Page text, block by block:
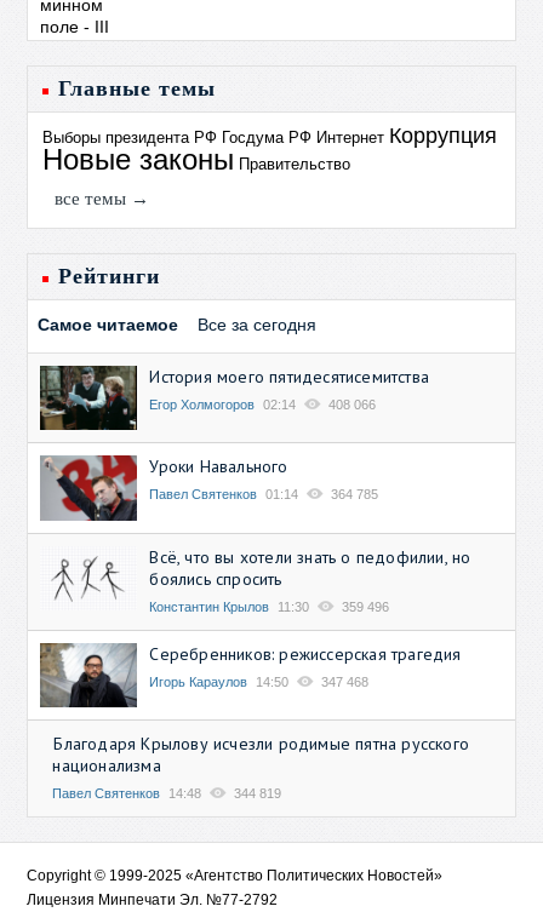
Главные темы
Выборы президента РФ Госдума РФ Интернет Коррупция
Новые законы Правительство
все темы →
Рейтинги
Самое читаемое Все за сегодня
История моего пятидесятисемитства
Егор Холмогоров 02:14 408 066
Уроки Навального
Павел Святенков 01:14 364 785
Всё, что вы хотели знать о педофилии, но
боялись спросить
Константин Крылов 11:30 359 496
Серебренников: режиссерская трагедия
Игорь Караулов 14:50 347 468
Благодаря Крылову исчезли родимые пятна русского
национализма
Павел Святенков 14:48 344 819
Copyright © 1999-2025 «Агентство Политических Новостей»
Лицензия Минпечати Эл. №77-2792